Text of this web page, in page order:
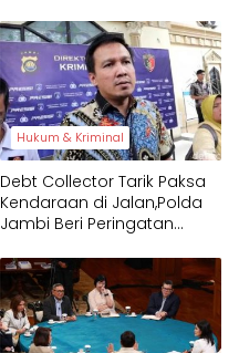
Hukum & Kriminal
Debt Collector Tarik Paksa
Kendaraan di Jalan,Polda
Jambi Beri Peringatan